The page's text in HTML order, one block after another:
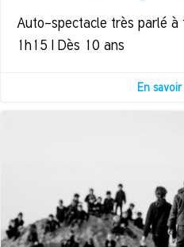
Auto-spectacle très parlé à
1h15 | Dès 10 ans
En savoir